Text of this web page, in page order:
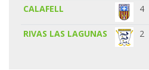
CALAFELL 4
RIVAS LAS LAGUNAS 2